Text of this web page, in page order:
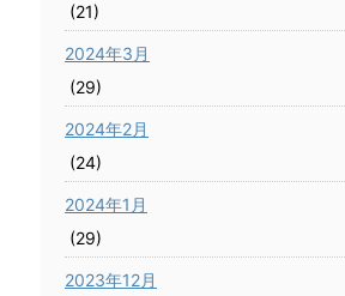
(21)
2024年3月
(29)
2024年2月
(24)
2024年1月
(29)
2023年12月